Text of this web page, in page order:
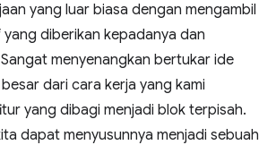
yang luar biasa dengan mengambil
diberikan kepadanya dan
menyenangkan bertukar ide
dari cara kerja yang kami
yang dibagi menjadi blok terpisah.
dapat menyusunnya menjadi sebuah